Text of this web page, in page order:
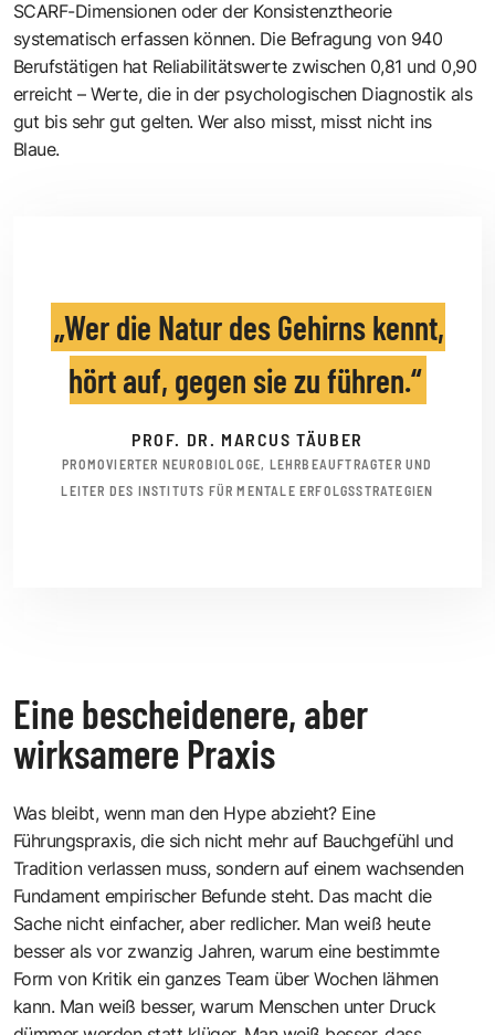
SCARF-Dimensionen oder der Konsistenztheorie
systematisch erfassen können. Die Befragung von 940
Berufstätigen hat Reliabilitätswerte zwischen 0,81 und 0,90
erreicht – Werte, die in der psychologischen Diagnostik als
gut bis sehr gut gelten. Wer also misst, misst nicht ins
Blaue.
Wer die Natur des Gehirns kennt,
hört auf, gegen sie zu führen.
PROF. DR. MARCUS TÄUBER
PROMOVIERTER NEUROBIOLOGE, LEHRBEAUFTRAGTER UND
LEITER DES INSTITUTS FÜR MENTALE ERFOLGSSTRATEGIEN
Eine bescheidenere, aber
wirksamere Praxis
Was bleibt, wenn man den Hype abzieht? Eine
Führungspraxis, die sich nicht mehr auf Bauchgefühl und
Tradition verlassen muss, sondern auf einem wachsenden
Fundament empirischer Befunde steht. Das macht die
Sache nicht einfacher, aber redlicher. Man weiß heute
besser als vor zwanzig Jahren, warum eine bestimmte
Form von Kritik ein ganzes Team über Wochen lähmen
kann. Man weiß besser, warum Menschen unter Druck